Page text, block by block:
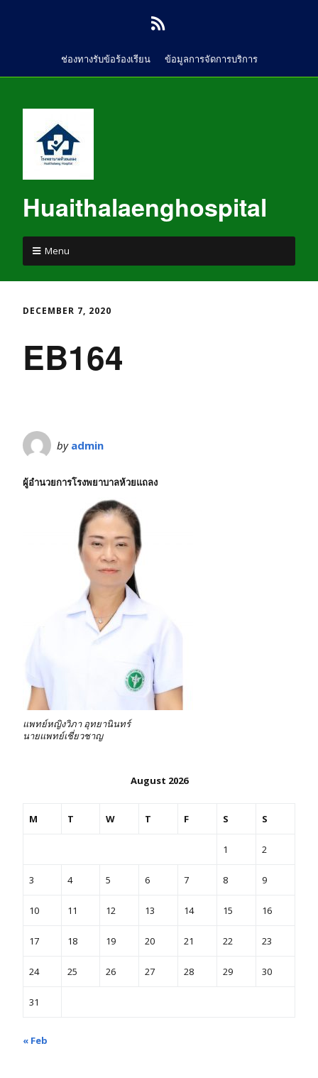
ช่องทางรับข้อร้องเรียน ข้อมูลการจัดการบริการ
Huaithalaenghospital
Menu
DECEMBER 7, 2020
EB164
by admin
ผู้อำนวยการโรงพยาบาลห้วยแถลง
แพทย์หญิงวิภา อุทยานินทร์
นายแพทย์เชี่ยวชาญ
August 2026
M T W T F S S
1 2
3 4 5 6 7 8 9
10 11 12 13 14 15 16
17 18 19 20 21 22 23
24 25 26 27 28 29 30
31
« Feb